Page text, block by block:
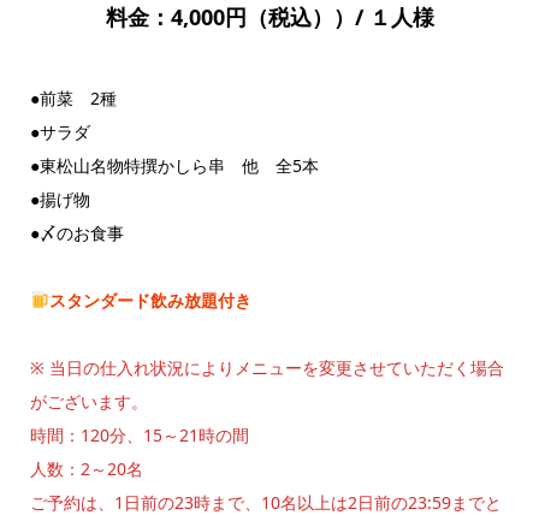
料金：4,000円（税込） ）/ １人様
●前菜 2種
●サラダ
●東松山名物特撰かしら串 他 全5本
●揚げ物
●〆のお食事
スタンダード飲み放題付き
※ 当日の仕入れ状況によりメニューを変更させていただく場合
がございます。
時間：120分、15～21時の間
人数：2～20名
ご予約は、1日前の23時まで、10名以上は2日前の23:59までと